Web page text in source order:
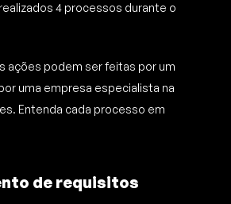
4 processos durante o
ações podem ser feitas por um
uma empresa especialista na
Entenda cada processo em
de requisitos